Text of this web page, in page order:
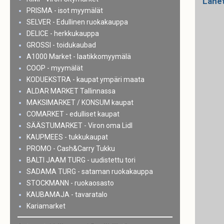
PRISMA - isot myymälät
SELVER - Edullinen ruokakauppa
DELICE - herkkukauppa
GROSSI - toidukaubad
A1000 Market - laatikkomyymälä
COOP - myymälät
KODUEKSTRA - kaupat ympäri maata
ALDAR MARKET Tallinnassa
MAKSIMARKET / KONSUM kaupat
COMARKET - edulliset kaupat
SÄÄSTUMARKET - Viron oma Lidl
KAUPMEES - tukkukaupat
PROMO - Cash&Carry Tukku
BALTI JAAM TURG - uudistettu tori
SADAMA TURG - sataman ruokakauppa
STOCKMANN - ruokaosasto
KAUBAMAJA - tavaratalo
Kariamarket